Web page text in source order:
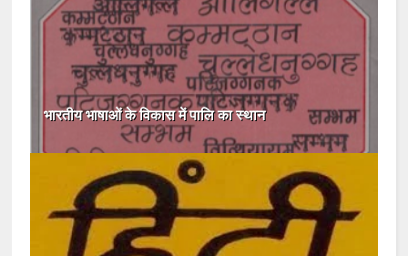
भारतीय भाषाओं के विकास में पालि का स्थान